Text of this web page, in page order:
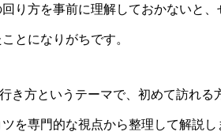
り方を事前に理解しておかないと、
とになりがちです。
き方というテーマで、初めて訪れる
を専門的な視点から整理して解説し